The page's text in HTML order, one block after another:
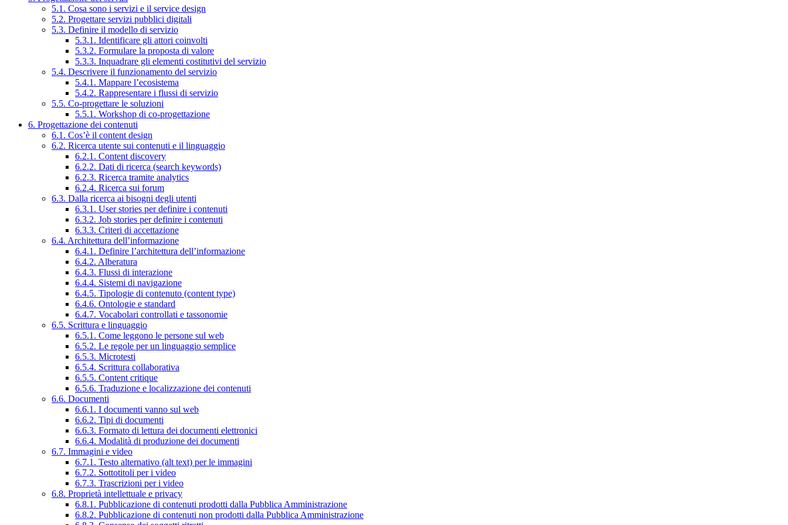
5.1. Cosa sono i servizi e il service design
5.2. Progettare servizi pubblici digitali
5.3. Definire il modello di servizio
5.3.1. Identificare gli attori coinvolti
5.3.2. Formulare la proposta di valore
5.3.3. Inquadrare gli elementi costitutivi del servizio
5.4. Descrivere il funzionamento del servizio
5.4.1. Mappare l’ecosistema
5.4.2. Rappresentare i flussi di servizio
5.5. Co-progettare le soluzioni
5.5.1. Workshop di co-progettazione
6. Progettazione dei contenuti
6.1. Cos’è il content design
6.2. Ricerca utente sui contenuti e il linguaggio
6.2.1. Content discovery
6.2.2. Dati di ricerca (search keywords)
6.2.3. Ricerca tramite analytics
6.2.4. Ricerca sui forum
6.3. Dalla ricerca ai bisogni degli utenti
6.3.1. User stories per definire i contenuti
6.3.2. Job stories per definire i contenuti
6.3.3. Criteri di accettazione
6.4. Architettura dell’informazione
6.4.1. Definire l’architettura dell’informazione
6.4.2. Alberatura
6.4.3. Flussi di interazione
6.4.4. Sistemi di navigazione
6.4.5. Tipologie di contenuto (content type)
6.4.6. Ontologie e standard
6.4.7. Vocabolari controllati e tassonomie
6.5. Scrittura e linguaggio
6.5.1. Come leggono le persone sul web
6.5.2. Le regole per un linguaggio semplice
6.5.3. Microtesti
6.5.4. Scrittura collaborativa
6.5.5. Content critique
6.5.6. Traduzione e localizzazione dei contenuti
6.6. Documenti
6.6.1. I documenti vanno sul web
6.6.2. Tipi di documenti
6.6.3. Formato di lettura dei documenti elettronici
6.6.4. Modalità di produzione dei documenti
6.7. Immagini e video
6.7.1. Testo alternativo (alt text) per le immagini
6.7.2. Sottotitoli per i video
6.7.3. Trascrizioni per i video
6.8. Proprietà intellettuale e privacy
6.8.1. Pubblicazione di contenuti prodotti dalla Pubblica Amministrazione
6.8.2. Pubblicazione di contenuti non prodotti dalla Pubblica Amministrazione